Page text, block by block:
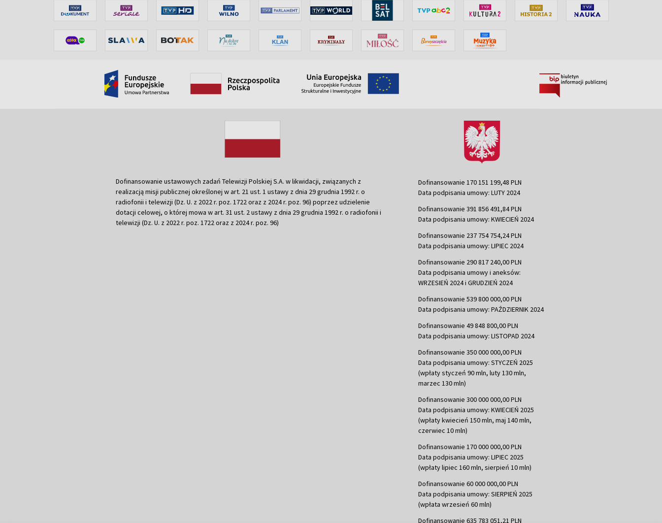
Dofinansowanie ustawowych zadań Telewizji Polskiej S.A. w likwidacji, związanych z
realizacją misji publicznej określonej w art. 21 ust. 1 ustawy z dnia 29 grudnia 1992 r. o
radiofonii i telewizji (Dz. U. z 2022 r. poz. 1722 oraz z 2024 r. poz. 96) poprzez udzielenie
dotacji celowej, o której mowa w art. 31 ust. 2 ustawy z dnia 29 grudnia 1992 r. o radiofonii i
telewizji (Dz. U. z 2022 r. poz. 1722 oraz z 2024 r. poz. 96)
Dofinansowanie 170 151 199,48 PLN
Data podpisania umowy: LUTY 2024
Dofinansowanie 391 856 491,84 PLN
Data podpisania umowy: KWIECIEŃ 2024
Dofinansowanie 237 754 754,24 PLN
Data podpisania umowy: LIPIEC 2024
Dofinansowanie 290 817 240,00 PLN
Data podpisania umowy i aneksów:
WRZESIEŃ 2024 i GRUDZIEŃ 2024
Dofinansowanie 539 800 000,00 PLN
Data podpisania umowy: PAŹDZIERNIK 2024
Dofinansowanie 49 848 800,00 PLN
Data podpisania umowy: LISTOPAD 2024
Dofinansowanie 350 000 000,00 PLN
Data podpisania umowy: STYCZEŃ 2025
(wpłaty styczeń 90 mln, luty 130 mln,
marzec 130 mln)
Dofinansowanie 300 000 000,00 PLN
Data podpisania umowy: KWIECIEŃ 2025
(wpłaty kwiecień 150 mln, maj 140 mln,
czerwiec 10 mln)
Dofinansowanie 170 000 000,00 PLN
Data podpisania umowy: LIPIEC 2025
(wpłaty lipiec 160 mln, sierpień 10 mln)
Dofinansowanie 60 000 000,00 PLN
Data podpisania umowy: SIERPIEŃ 2025
(wpłata wrzesień 60 mln)
Dofinansowanie 635 783 051,21 PLN